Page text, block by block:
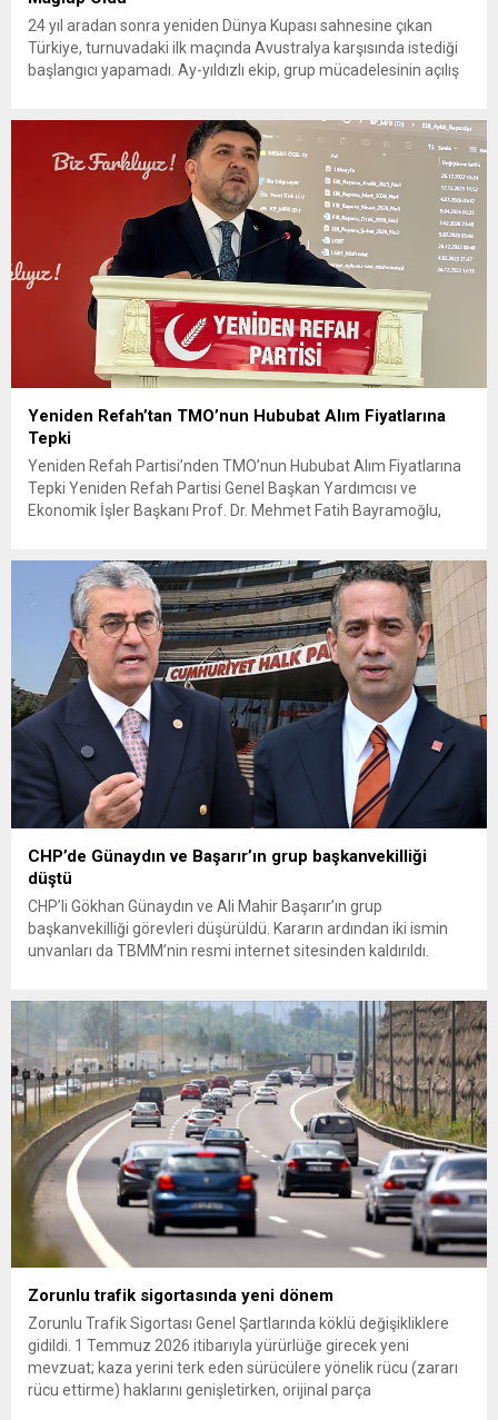
24 yıl aradan sonra yeniden Dünya Kupası sahnesine çıkan
Türkiye, turnuvadaki ilk maçında Avustralya karşısında istediği
başlangıcı yapamadı. Ay-yıldızlı ekip, grup mücadelesinin açılış
itibaren iki takım da kontrollü bir oyun sergilerken, Avustralya
özellikle hızlı hücumlarla etkili olmaya...
Yeniden Refah’tan TMO’nun Hububat Alım Fiyatlarına
Tepki
Yeniden Refah Partisi’nden TMO’nun Hububat Alım Fiyatlarına
Tepki Yeniden Refah Partisi Genel Başkan Yardımcısı ve
Ekonomik İşler Başkanı Prof. Dr. Mehmet Fatih Bayramoğlu,
fiyatların çiftçinin artan maliyetlerini karşılamaktan uzak
olduğunu savunarak fiyatların yeniden değerlendirilmesi
çağrısında...
CHP’de Günaydın ve Başarır’ın grup başkanvekilliği
düştü
CHP’li Gökhan Günaydın ve Ali Mahir Başarır’ın grup
başkanvekilliği görevleri düşürüldü. Kararın ardından iki ismin
unvanları da TBMM’nin resmi internet sitesinden kaldırıldı.
çıkarma cezası uygulanmak üzere Yüksek Disiplin Kurulu’na
(YDK) sevk edilen ve partideki tüm görevlerinden...
Zorunlu trafik sigortasında yeni dönem
Zorunlu Trafik Sigortası Genel Şartlarında köklü değişikliklere
gidildi. 1 Temmuz 2026 itibarıyla yürürlüğe girecek yeni
mevzuat; kaza yerini terk eden sürücülere yönelik rücu (zararı
rücu ettirme) haklarını genişletirken, orijinal parça